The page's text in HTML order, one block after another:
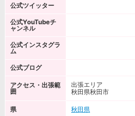
公式ツイッター
公式YouTubeチ
ャンネル
公式インスタグラ
ム
公式ブログ
アクセス・出張範
囲
出張エリア
秋田県秋田市
県 秋田県